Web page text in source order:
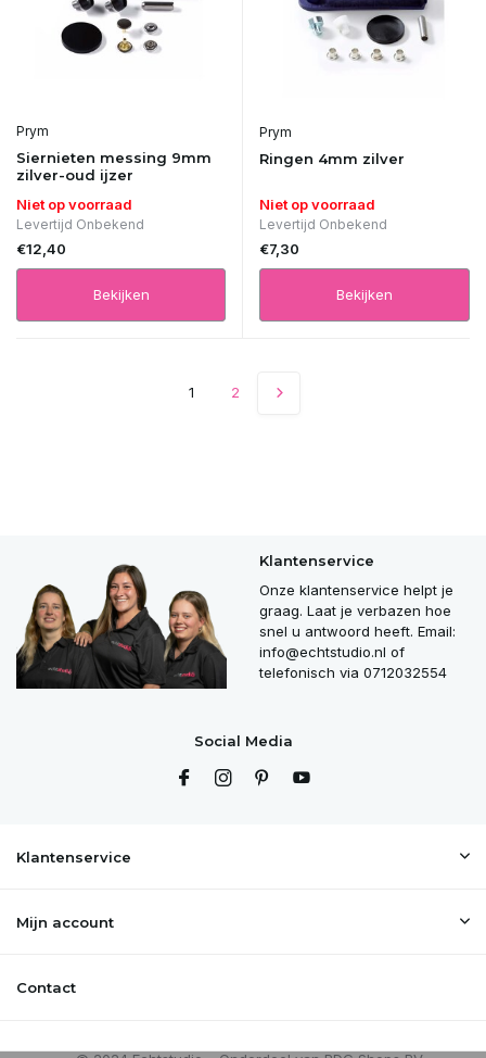
Prym
Siernieten messing 9mm
zilver-oud ijzer
Niet op voorraad
Levertijd Onbekend
€12,40
Bekijken
Prym
Ringen 4mm zilver
Niet op voorraad
Levertijd Onbekend
€7,30
Bekijken
1 2
Klantenservice
Onze klantenservice helpt je
graag. Laat je verbazen hoe
snel u antwoord heeft. Email:
info@echtstudio.nl of
telefonisch via 0712032554
Social Media
Klantenservice
Mijn account
Contact